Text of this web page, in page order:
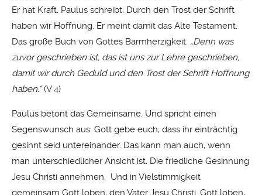
Er hat Kraft. Paulus schreibt: Durch den Trost der Schrift
haben wir Hoffnung. Er meint damit das Alte Testament.
Das große Buch von Gottes Barmherzigkeit. „Denn was
zuvor geschrieben ist, das ist uns zur Lehre geschrieben,
damit wir durch Geduld und den Trost der Schrift Hoffnung
haben.“(V 4)
Paulus betont das Gemeinsame. Und spricht einen
Segenswunsch aus: Gott gebe euch, dass ihr einträchtig
gesinnt seid untereinander. Das kann man auch, wenn
man unterschiedlicher Ansicht ist. Die friedliche Gesinnung
Jesu Christi annehmen. Und in Vielstimmigkeit
gemeinsam Gott loben, den Vater Jesu Christi. Gott loben,